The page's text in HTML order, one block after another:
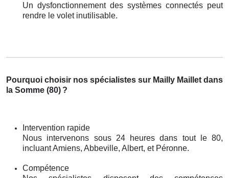
Un dysfonctionnement des systèmes connectés peut
rendre le volet inutilisable.
Pourquoi choisir nos spécialistes sur Mailly Maillet dans
la Somme (80) ?
Intervention rapide
Nous intervenons sous 24 heures dans tout le 80,
incluant Amiens, Abbeville, Albert, et Péronne.
Compétence